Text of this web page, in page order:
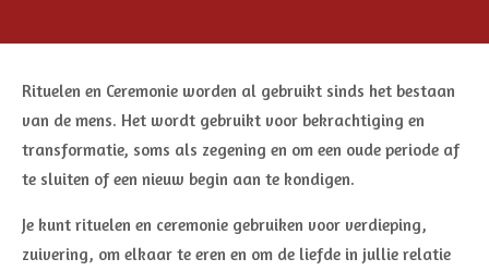
Rituelen en Ceremonie worden al gebruikt sinds het bestaan
van de mens. Het wordt gebruikt voor bekrachtiging en
transformatie, soms als zegening en om een oude periode af
te sluiten of een nieuw begin aan te kondigen.
Je kunt rituelen en ceremonie gebruiken voor verdieping,
zuivering, om elkaar te eren en om de liefde in jullie relatie